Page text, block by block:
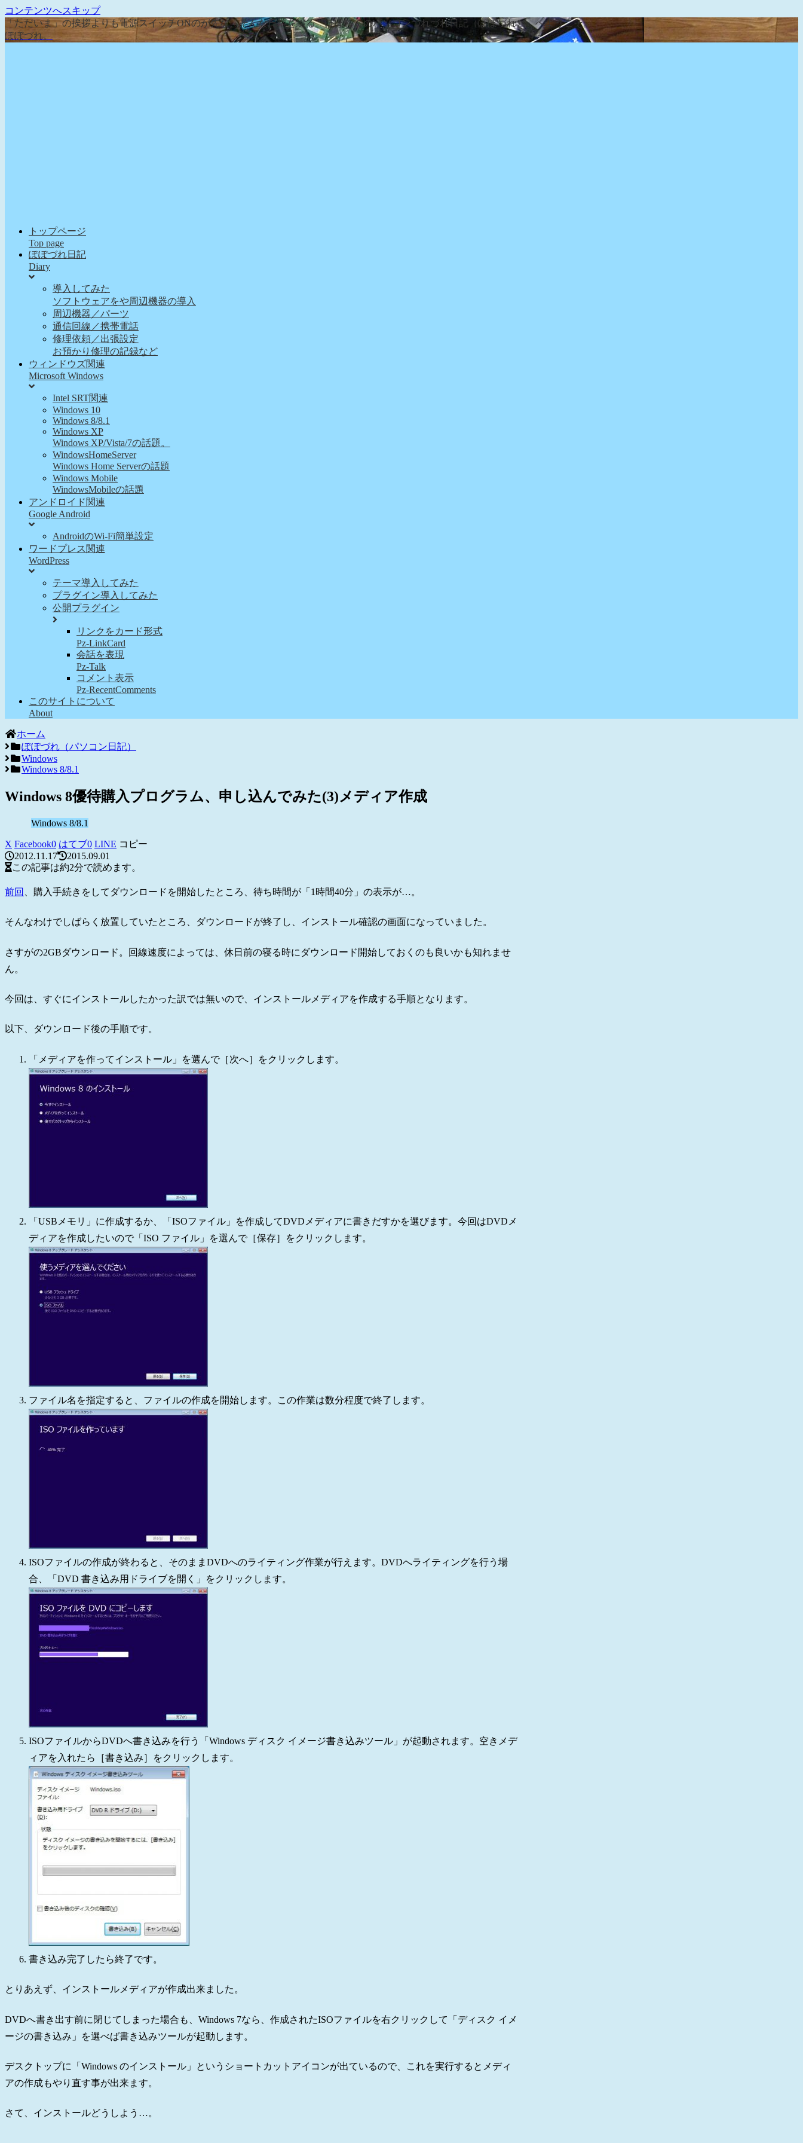
コンテンツへスキップ
「ただいま」の挨拶よりも電源スイッチONのが先な、そんな日常を綴る『ぽぽろんのパソコンつれづれ日記（ぽぽづれ）』へようこそ。
ぽぽづれ。
トップページ
Top page
ぽぽづれ日記
Diary
導入してみた
ソフトウェアをや周辺機器の導入
周辺機器／パーツ
通信回線／携帯電話
修理依頼／出張設定
お預かり修理の記録など
ウィンドウズ関連
Microsoft Windows
Intel SRT関連
Windows 10
Windows 8/8.1
Windows XP
Windows XP/Vista/7の話題。
WindowsHomeServer
Windows Home Serverの話題
Windows Mobile
WindowsMobileの話題
アンドロイド関連
Google Android
AndroidのWi-Fi簡単設定
ワードプレス関連
WordPress
テーマ導入してみた
プラグイン導入してみた
公開プラグイン
リンクをカード形式
Pz-LinkCard
会話を表現
Pz-Talk
コメント表示
Pz-RecentComments
このサイトについて
About
ホーム
ぽぽづれ（パソコン日記）
Windows
Windows 8/8.1
Windows 8優待購入プログラム、申し込んでみた(3)メディア作成
Windows 8/8.1
X Facebook0 はてブ0 LINE コピー
2012.11.17
2015.09.01
この記事は約2分で読めます。
前回 、購入手続きをしてダウンロードを開始したところ、待ち時間が「1時間40分」の表示が…。
そんなわけでしばらく放置していたところ、ダウンロードが終了し、インストール確認の画面になっていました。
さすがの2GBダウンロード。回線速度によっては、休日前の寝る時にダウンロード開始しておくのも良いかも知れませ
ん。
今回は、すぐにインストールしたかった訳では無いので、インストールメディアを作成する手順となります。
以下、ダウンロード後の手順です。
「メディアを作ってインストール」を選んで［次へ］をクリックします。
「USBメモリ」に作成するか、「ISOファイル」を作成してDVDメディアに書きだすかを選びます。今回はDVDメ
ディアを作成したいので「ISO ファイル」を選んで［保存］をクリックします。
ファイル名を指定すると、ファイルの作成を開始します。この作業は数分程度で終了します。
ISOファイルの作成が終わると、そのままDVDへのライティング作業が行えます。DVDへライティングを行う場
合、「DVD 書き込み用ドライブを開く」をクリックします。
ISOファイルからDVDへ書き込みを行う「Windows ディスク イメージ書き込みツール」が起動されます。空きメデ
ィアを入れたら［書き込み］をクリックします。
書き込み完了したら終了です。
とりあえず、インストールメディアが作成出来ました。
DVDへ書き出す前に閉じてしまった場合も、Windows 7なら、作成されたISOファイルを右クリックして「ディスク イメ
ージの書き込み」を選べば書き込みツールが起動します。
デスクトップに「Windows のインストール」というショートカットアイコンが出ているので、これを実行するとメディ
アの作成もやり直す事が出来ます。
さて、インストールどうしよう…。